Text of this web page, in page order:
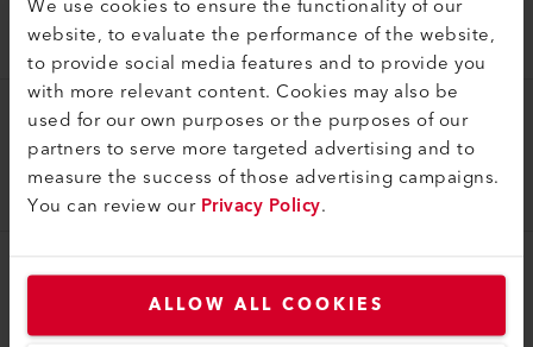
website, to evaluate the performance of the website,
to provide social media features and to provide you
with more relevant content. Cookies may also be
used for our own purposes or the purposes of our
partners to serve more targeted advertising and to
measure the success of those advertising campaigns.
You can review ourPrivacy Policy.
ALLOW ALL COOKIES
Rohrdüse (ø 31.5) ø 5 mm, 100 mm
105.575
Rohrdüse
Rohrdüse (ø 36.5) ø 5 mm, 150 mm
105.818
Rohrdüse
Rohrdüse (ø 36.5) ø 5 mm, 45 mm